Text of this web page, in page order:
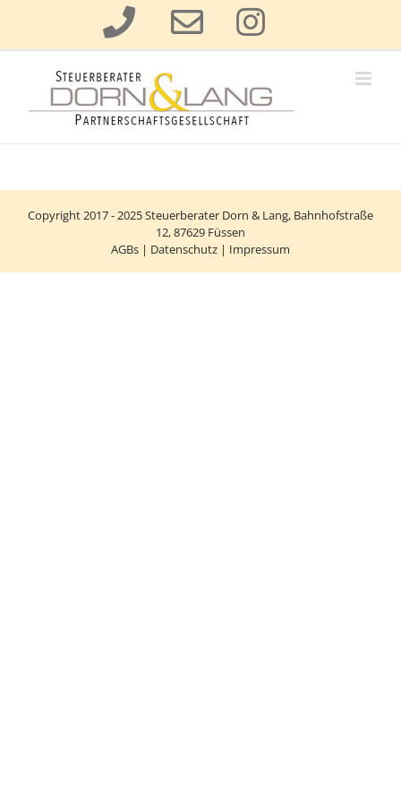
springen
Copyright 2017 - 2025Steuerberater Dorn & Lang, Bahnhofstraße
12, 87629 Füssen
AGBs | Datenschutz | Impressum